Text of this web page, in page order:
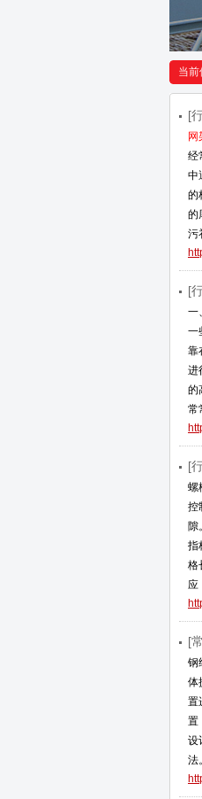
当前
[
网
经
中
的
的
污
[
一
一
靠
进
的
常
[
螺
控
隙
指
格
应
[
钢
体
置
置
设
法